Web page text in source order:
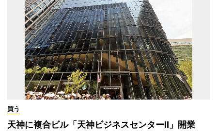
買う
天神に複合ビル「天神ビジネスセンターII」開業